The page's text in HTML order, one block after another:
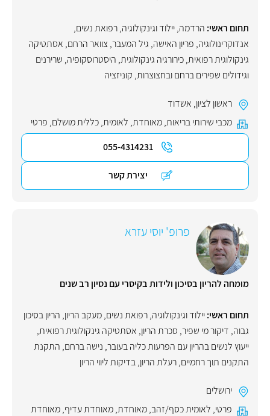
תחום ראשי: הרדמה,יילוד וגינקולוגיה, רפואת נשים,
אנדוקרינולוגיה, פריון האישה, גיל המעבר, צוואר הרחם, אסתטיקה
גינקולוגית רפואית,כירורגיה גינקולוגית, היסטרוסקופיה, שרירנים
וגידולים שפירים ברחם ובחצוצרות, קוניזציה
ראשון לציון, אשדוד
מכבי שירותי בריאות,מאוחדת, לאומית,כללית מושלם, פרטי
055-4314231
יצירת קשר
פרופ' יוסי עזרא
מומחה להריון בסיכון ולידות בקיסרי עם נסיון רב שנים
תחום ראשי:יילוד וגינקולוגיה, רפואת נשים,מעקב הריון, הריון בסיכון
גבוה, דיקור מי שפיר, סכרת הריון, אסתטיקה גינקולוגית רפואית,
ייעוץ לנשים בהריון עם הפרעות כליה בעובר, נישה ברחם, התקנת
התקנים תוך רחמיים,רעלת הריון,בדיקות ליווי הריון
ירושלים
פרטי, לאומית כסף/זהב,מאוחדת,מאוחדת עדיף,מאוחדת